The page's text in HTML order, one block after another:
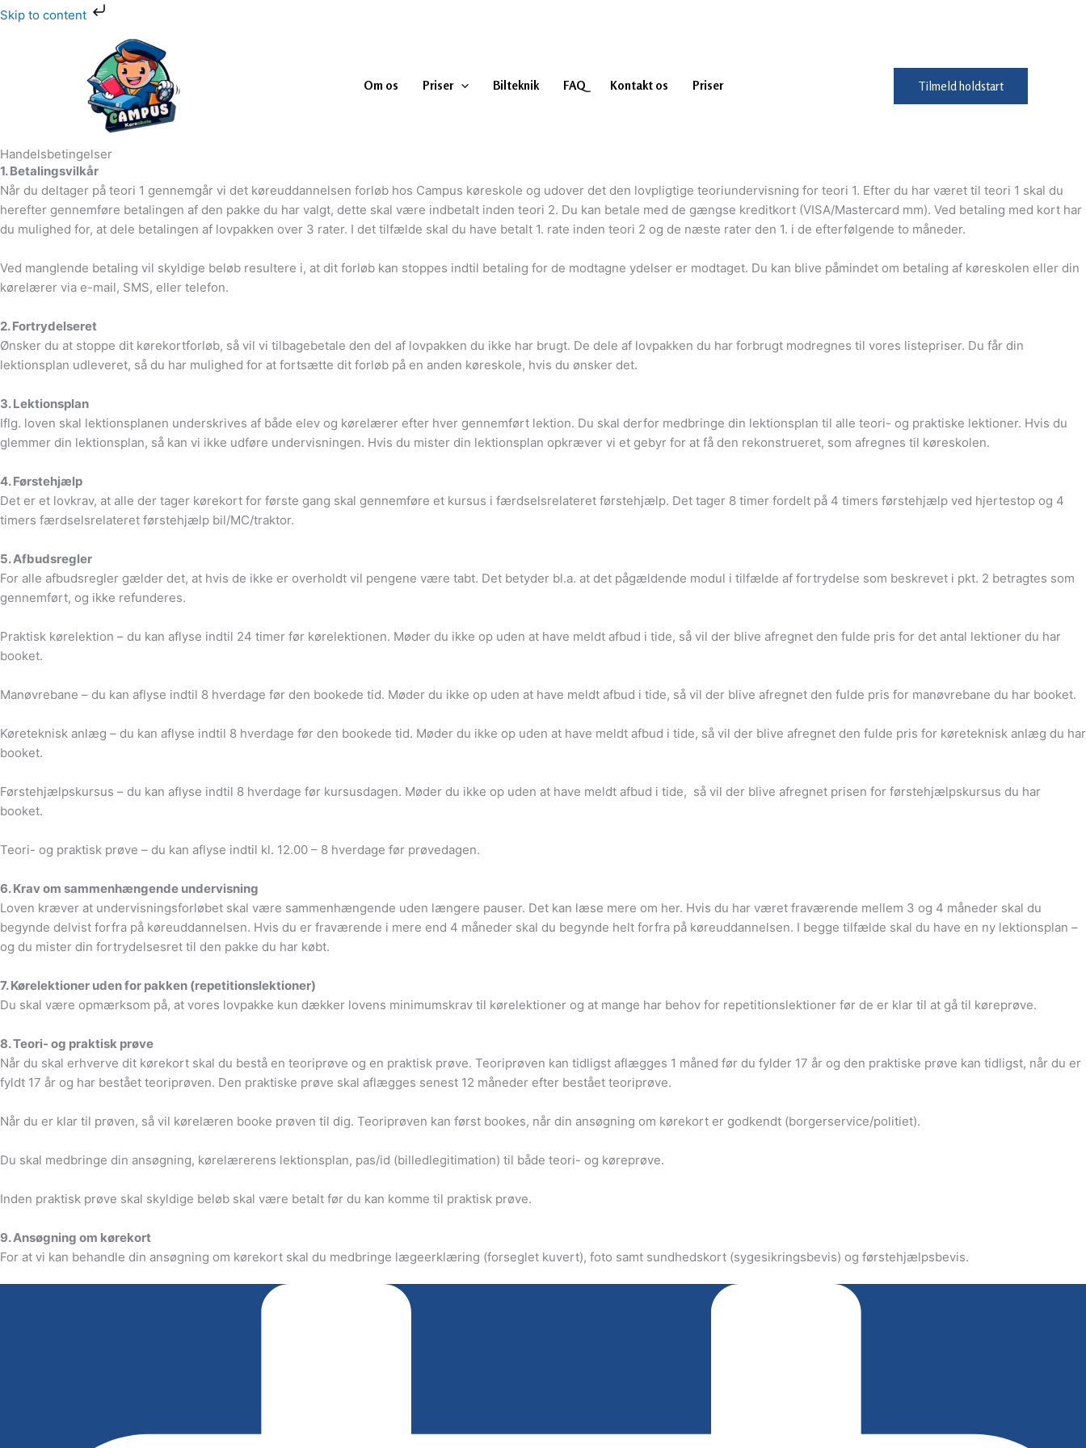
Skip to content
Gå
Om os Priser Bilteknik FAQ Kontakt os Priser Tilmeld holdstart
Handelsbetingelser
1. Betalingsvilkår
Når du deltager på teori 1 gennemgår vi det køreuddannelsen forløb hos Campus køreskole og udover det den lovpligtige teoriundervisning for teori 1. Efter du har været til teori 1 skal du
herefter gennemføre betalingen af den pakke du har valgt, dette skal være indbetalt inden teori 2. Du kan betale med de gængse kreditkort (VISA/Mastercard mm). Ved betaling med kort har
du mulighed for, at dele betalingen af lovpakken over 3 rater. I det tilfælde skal du have betalt 1. rate inden teori 2 og de næste rater den 1. i de efterfølgende to måneder.
Ved manglende betaling vil skyldige beløb resultere i, at dit forløb kan stoppes indtil betaling for de modtagne ydelser er modtaget. Du kan blive påmindet om betaling af køreskolen eller din
kørelærer via e-mail, SMS, eller telefon.
2. Fortrydelseret
Ønsker du at stoppe dit kørekortforløb, så vil vi tilbagebetale den del af lovpakken du ikke har brugt. De dele af lovpakken du har forbrugt modregnes til vores listepriser. Du får din
lektionsplan udleveret, så du har mulighed for at fortsætte dit forløb på en anden køreskole, hvis du ønsker det.
3. Lektionsplan
Iflg. loven skal lektionsplanen underskrives af både elev og kørelærer efter hver gennemført lektion. Du skal derfor medbringe din lektionsplan til alle teori- og praktiske lektioner. Hvis du
glemmer din lektionsplan, så kan vi ikke udføre undervisningen. Hvis du mister din lektionsplan opkræver vi et gebyr for at få den rekonstrueret, som afregnes til køreskolen.
4. Førstehjælp
Det er et lovkrav, at alle der tager kørekort for første gang skal gennemføre et kursus i færdselsrelateret førstehjælp. Det tager 8 timer fordelt på 4 timers førstehjælp ved hjertestop og 4
timers færdselsrelateret førstehjælp bil/MC/traktor.
5. Afbudsregler
For alle afbudsregler gælder det, at hvis de ikke er overholdt vil pengene være tabt. Det betyder bl.a. at det pågældende modul i tilfælde af fortrydelse som beskrevet i pkt. 2 betragtes som
gennemført, og ikke refunderes.
Praktisk kørelektion – du kan aflyse indtil 24 timer før kørelektionen. Møder du ikke op uden at have meldt afbud i tide, så vil der blive afregnet den fulde pris for det antal lektioner du har
booket.
Manøvrebane – du kan aflyse indtil 8 hverdage før den bookede tid. Møder du ikke op uden at have meldt afbud i tide, så vil der blive afregnet den fulde pris for manøvrebane du har booket.
Køreteknisk anlæg – du kan aflyse indtil 8 hverdage før den bookede tid. Møder du ikke op uden at have meldt afbud i tide, så vil der blive afregnet den fulde pris for køreteknisk anlæg du har
booket.
Førstehjælpskursus – du kan aflyse indtil 8 hverdage før kursusdagen. Møder du ikke op uden at have meldt afbud i tide, så vil der blive afregnet prisen for førstehjælpskursus du har
booket.
Teori- og praktisk prøve – du kan aflyse indtil kl. 12.00 – 8 hverdage før prøvedagen.
6. Krav om sammenhængende undervisning
Loven kræver at undervisningsforløbet skal være sammenhængende uden længere pauser. Det kan læse mere om her. Hvis du har været fraværende mellem 3 og 4 måneder skal du
begynde delvist forfra på køreuddannelsen. Hvis du er fraværende i mere end 4 måneder skal du begynde helt forfra på køreuddannelsen. I begge tilfælde skal du have en ny lektionsplan –
og du mister din fortrydelsesret til den pakke du har købt.
7. Kørelektioner uden for pakken (repetitionslektioner)
Du skal være opmærksom på, at vores lovpakke kun dækker lovens minimumskrav til kørelektioner og at mange har behov for repetitionslektioner før de er klar til at gå til køreprøve.
8. Teori- og praktisk prøve
Når du skal erhverve dit kørekort skal du bestå en teoriprøve og en praktisk prøve. Teoriprøven kan tidligst aflægges 1 måned før du fylder 17 år og den praktiske prøve kan tidligst, når du er
fyldt 17 år og har bestået teoriprøven. Den praktiske prøve skal aflægges senest 12 måneder efter bestået teoriprøve.
Når du er klar til prøven, så vil kørelæren booke prøven til dig. Teoriprøven kan først bookes, når din ansøgning om kørekort er godkendt (borgerservice/politiet).
Du skal medbringe din ansøgning, kørelærerens lektionsplan, pas/id (billedlegitimation) til både teori- og køreprøve.
Inden praktisk prøve skal skyldige beløb skal være betalt før du kan komme til praktisk prøve.
9. Ansøgning om kørekort
For at vi kan behandle din ansøgning om kørekort skal du medbringe lægeerklæring (forseglet kuvert), foto samt sundhedskort (sygesikringsbevis) og førstehjælpsbevis.
Telefon: +45 52 39 53 59